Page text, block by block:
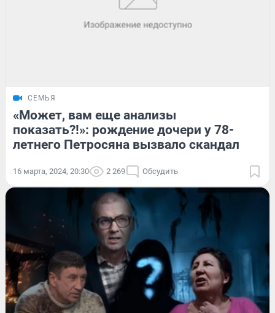
СЕМЬЯ
«Может, вам еще анализы
показать?!»: рождение дочери у 78-
летнего Петросяна вызвало скандал
16 марта, 2024, 20:30 2 269 Обсудить